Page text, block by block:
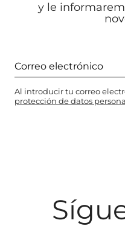
y le
Al introducir tu correo
protección de datos